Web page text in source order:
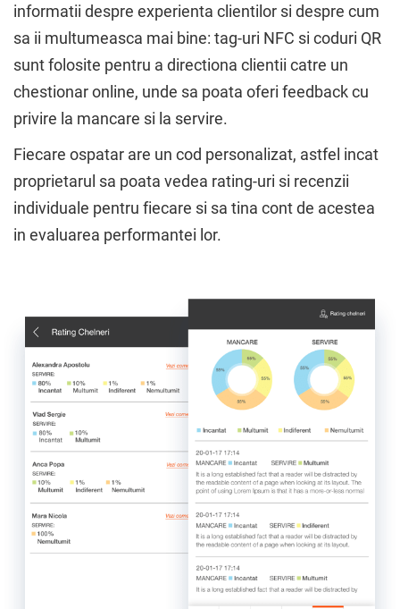
informatii despre experienta clientilor si despre cum
sa ii multumeasca mai bine: tag-uri NFC si coduri QR
sunt folosite pentru a directiona clientii catre un
chestionar online, unde sa poata oferi feedback cu
privire la mancare si la servire.
Fiecare ospatar are un cod personalizat, astfel incat
proprietarul sa poata vedea rating-uri si recenzii
individuale pentru fiecare si sa tina cont de acestea
in evaluarea performantei lor.